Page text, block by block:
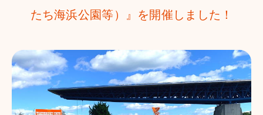
たち海浜公園等）』を開催しました！